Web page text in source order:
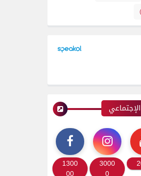
3000
1300